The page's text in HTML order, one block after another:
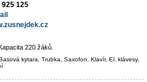
925 125
220 žáků.
kytara, Trubka, Saxofon, Klavír, El. klávesy,